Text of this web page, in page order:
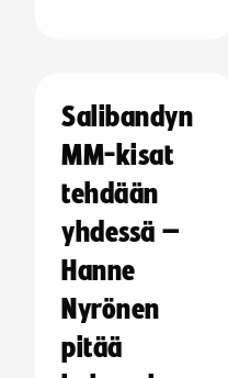
Salibandyn
MM-kisat
tehdään
yhdessä –
Hanne
Nyrönen
pitää